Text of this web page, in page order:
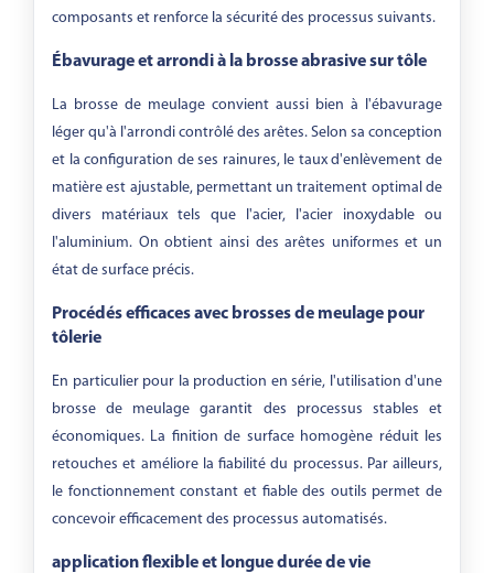
composants et renforce la sécurité des processus suivants.
Ébavurage et arrondi à la brosse abrasive sur tôle
La brosse de meulage convient aussi bien à l'ébavurage
léger qu'à l'arrondi contrôlé des arêtes. Selon sa conception
et la configuration de ses rainures, le taux d'enlèvement de
matière est ajustable, permettant un traitement optimal de
divers matériaux tels que l'acier, l'acier inoxydable ou
l'aluminium. On obtient ainsi des arêtes uniformes et un
état de surface précis.
Procédés efficaces avec brosses de meulage pour
tôlerie
En particulier pour la production en série, l'utilisation d'une
brosse de meulage garantit des processus stables et
économiques. La finition de surface homogène réduit les
retouches et améliore la fiabilité du processus. Par ailleurs,
le fonctionnement constant et fiable des outils permet de
concevoir efficacement des processus automatisés.
application flexible et longue durée de vie